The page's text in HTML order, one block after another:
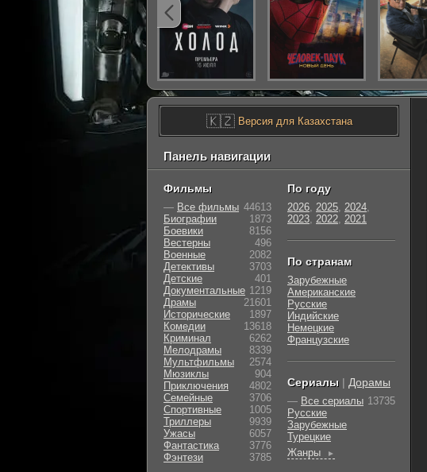
🇰🇿Версия для Казахстана
Панель навигации
Фильмы
— Все фильмы 44613
Биографии
1873
Боевики
8156
Вестерны
496
Военные
2082
Детективы
3703
Детские
401
Документальные 1219
Драмы
21601
Исторические
1897
Комедии
13618
Криминал
6262
Мелодрамы
8339
Мультфильмы
2574
Мюзиклы
904
Приключения
4802
Семейные
3706
Cпортивные
1005
Триллеры
9939
Ужасы
6057
Фантастика
3776
Фэнтези
3785
По году
2026, 2025, 2024,
2023, 2022, 2021
По странам
Зарубежные
Американские
Русские
Индийские
Немецкие
Французские
Сериалы | Дорамы
— Все сериалы 13735
Русские
Зарубежные
Турецкие
Жанры
►